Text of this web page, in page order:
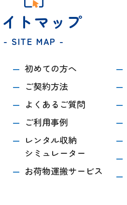
トマップ
- SITE MAP -
初めての方へ
ご契約方法
よくあるご質問
ご利用事例
レンタル収納
シミュレーター
お荷物運搬サービス